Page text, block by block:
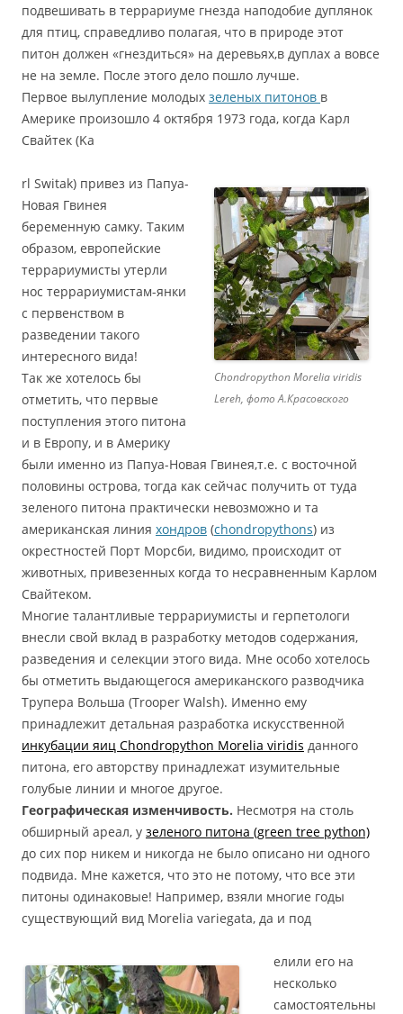
подвешивать в террариуме гнезда наподобие дуплянок
для птиц, справедливо полагая, что в природе этот
питон должен «гнездиться» на деревьях,в дуплах а вовсе
не на земле. После этого дело пошло лучше.
Первое вылупление молодых зеленых питонов в
Америке произошло 4 октября 1973 года, когда Карл
Свайтек (Ka
Chondropython Morelia viridis
Lereh, фото А.Красовского
rl Switak) привез из Папуа-
Новая Гвинея
беременную самку. Таким
образом, европейские
террариумисты утерли
нос террариумистам-янки
с первенством в
разведении такого
интересного вида!
Так же хотелось бы
отметить, что первые
поступления этого питона
и в Европу, и в Америку
были именно из Папуа-Новая Гвинея,т.е. с восточной
половины острова, тогда как сейчас получить от туда
зеленого питона практически невозможно и та
американская линия хондров (chondropythons) из
окрестностей Порт Морсби, видимо, происходит от
животных, привезенных когда то несравненным Карлом
Свайтеком.
Многие талантливые террариумисты и герпетологи
внесли свой вклад в разработку методов содержания,
разведения и селекции этого вида. Мне особо хотелось
бы отметить выдающегося американского разводчика
Трупера Вольша (Trooper Walsh). Именно ему
принадлежит детальная разработка искусственной
инкубации яиц Chondropython Morelia viridis данного
питона, его авторству принадлежат изумительные
голубые линии и многое другое.
Географическая изменчивость. Несмотря на столь
обширный ареал, у зеленого питона (green tree python)
до сих пор никем и никогда не было описано ни одного
подвида. Мне кажется, что это не потому, что все эти
питоны одинаковые! Например, взяли многие годы
существующий вид Morelia variegata, да и под
елили его на
несколько
самостоятельны